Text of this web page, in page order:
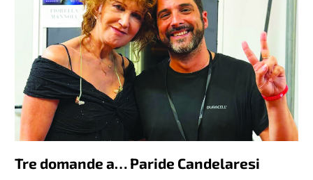
Tre domande a… Paride Candelaresi